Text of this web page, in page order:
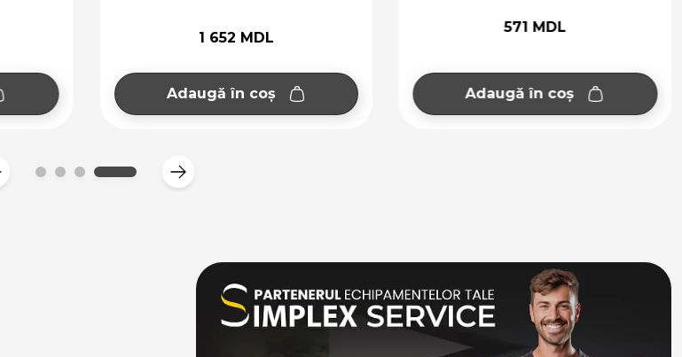
1 652 MDL
Adaugă în coș
571 MDL
Adaugă în coș